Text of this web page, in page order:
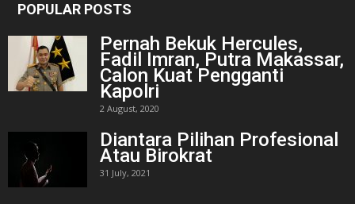
POPULAR POSTS
Pernah Bekuk Hercules,
Fadil Imran, Putra Makassar,
Calon Kuat Pengganti
Kapolri
2 August, 2020
Diantara Pilihan Profesional
Atau Birokrat
31 July, 2021